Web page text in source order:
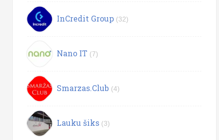
InCredit Group (32)
Nano IT (7)
Smarzas.Club (4)
Lauku šiks (3)